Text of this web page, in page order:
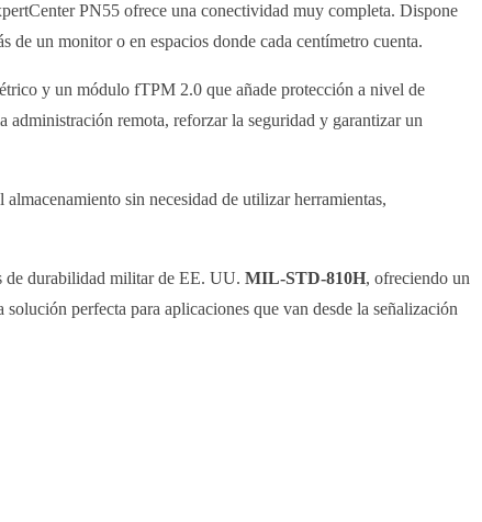
PN55 ofrece una conectividad muy completa. Dispone
un monitor o en espacios donde cada centímetro cuenta.
y un módulo fTPM 2.0 que añade protección a nivel de
remota, reforzar la seguridad y garantizar un
sin necesidad de utilizar herramientas,
de durabilidad militar de EE. UU. MIL-STD-810H, ofreciendo un
perfecta para aplicaciones que van desde la señalización